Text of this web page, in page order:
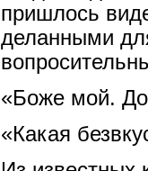
пришлось
деланными
«Боже мой. До
«Какая